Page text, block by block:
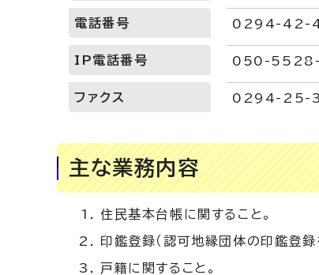
電話番号 0294-42-
IP電話番号 050-
ファクス 0294-25-
主な業務内容
住民基本台帳に関すること。
印鑑登録（認可地縁団体の印鑑登録
戸籍に関すること。